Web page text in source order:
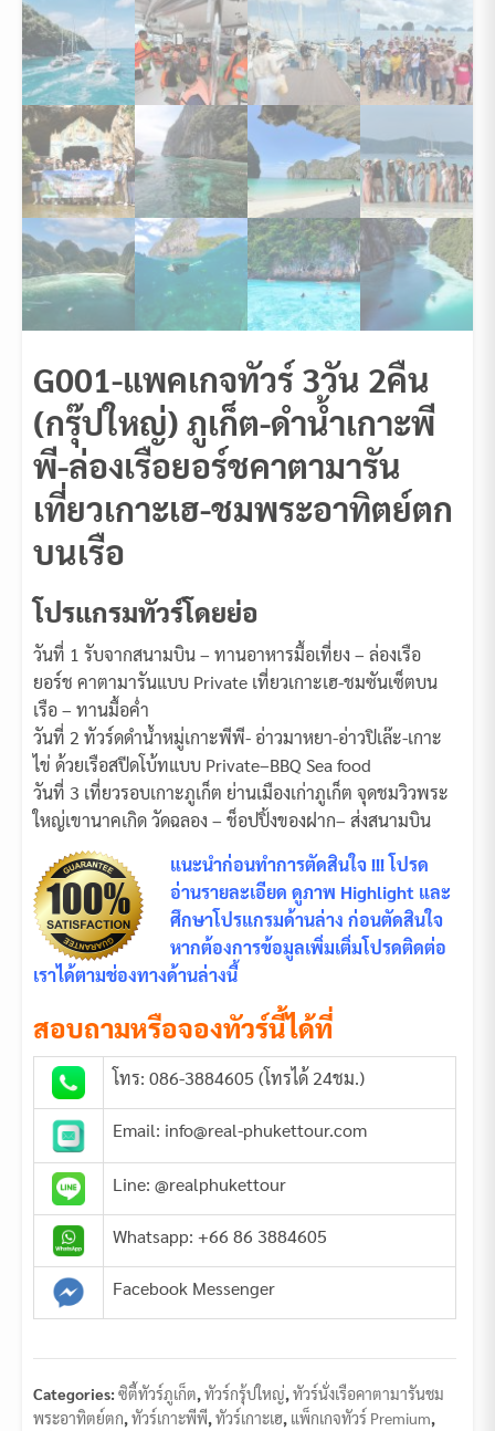
G001-แพคเกจทัวร์ 3วัน 2คืน
(กรุ๊ปใหญ่) ภูเก็ต-ดำน้ำเกาะพี
พี-ล่องเรือยอร์ชคาตามารัน
เที่ยวเกาะเฮ-ชมพระอาทิตย์ตก
บนเรือ
โปรแกรมทัวร์โดยย่อ
วันที่ 1 รับจากสนามบิน – ทานอาหารมื้อเที่ยง – ล่องเรือ
ยอร์ช คาตามารันแบบ Private เที่ยวเกาะเฮ-ชมซันเซ็ตบน
เรือ – ทานมื้อค่ำ
วันที่ 2 ทัวร์ดดำน้ำหมู่เกาะพีพี- อ่าวมาหยา-อ่าวปิเล๊ะ-เกาะ
ไข่ ด้วยเรือสปีดโบ้ทแบบ Private–BBQ Sea food
วันที่ 3 เที่ยวรอบเกาะภูเก็ต ย่านเมืองเก่าภูเก็ต จุดชมวิวพระ
ใหญ่เขานาคเกิด วัดฉลอง – ช็อปปิ้งของฝาก– ส่งสนามบิน
แนะนำก่อนทำการตัดสินใจ !!! โปรด
อ่านรายละเอียด ดูภาพ Highlight และ
ศึกษาโปรแกรมด้านล่าง ก่อนตัดสินใจ
หากต้องการข้อมูลเพิ่มเติ่มโปรดติดต่อ
เราได้ตามช่องทางด้านล่างนี้
สอบถามหรือจองทัวร์นี้ได้ที่
โทร: 086-3884605 (โทรได้ 24ชม.)
Email: info@real-phukettour.com
Line: @realphukettour
Whatsapp: +66 86 3884605
Facebook Messenger
Categories: ซิตี้ทัวร์ภูเก็ต,ทัวร์กรุ้ปใหญ่,ทัวร์นั่งเรือคาตามารันชม
พระอาทิตย์ตก,ทัวร์เกาะพีพี,ทัวร์เกาะเฮ, แพ็กเกจทัวร์ Premium,